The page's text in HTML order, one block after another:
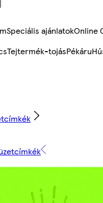
Speciális ajánlatokOnline
Tejtermék-tojásPékáru